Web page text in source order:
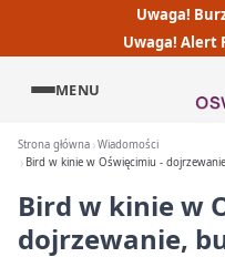
Uwaga!
Uwaga! Alert
MENU
Strona główna Wiadomości
Bird w kinie w Oświęcimiu -
Bird w kinie w
dojrzewanie,